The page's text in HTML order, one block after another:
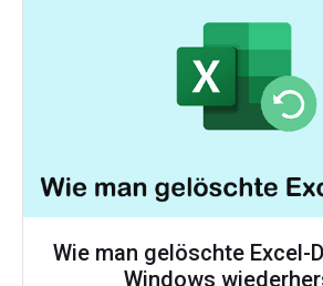
Wie man gelöschte Excel-
Windows